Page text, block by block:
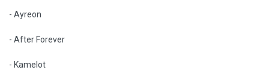
- Ayreon
- After Forever
- Kamelot